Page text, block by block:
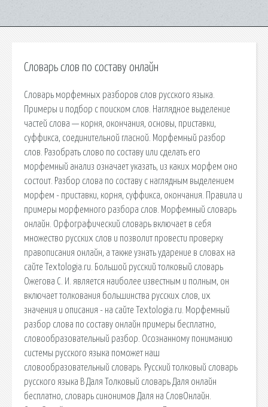
Словарь слов по составу онлайн
Словарь морфемных разборов слов русского языка.
Примеры и подбор с поиском слов. Наглядное выделение
частей слова — корня, окончания, основы, приставки,
суффикса, соединительной гласной. Морфемный разбор
слов. Разобрать слово по составу или сделать его
морфемный анализ означает указать, из каких морфем оно
состоит. Разбор слова по составу с наглядным выделением
морфем - приставки, корня, суффикса, окончания. Правила и
примеры морфемного разбора слов. Морфемный словарь
онлайн. Орфографический словарь включает в себя
множество русских слов и позволит провести проверку
правописания онлайн, а также узнать ударение в словах на
сайте Textologia.ru. Большой русский толковый словарь
Ожегова С. И. является наиболее известным и полным, он
включает толкования большинства русских слов, их
значения и описания - на сайте Textologia.ru. Морфемный
разбор слова по составу онлайн примеры бесплатно,
словообразовательный разбор. Осознанному пониманию
системы русского языка поможет наш
словообразовательный словарь. Русский толковый словарь
русского языка В Даля Толковый словарь Даля онлайн
бесплатно, словарь синонимов Даля на СловОнлайн.